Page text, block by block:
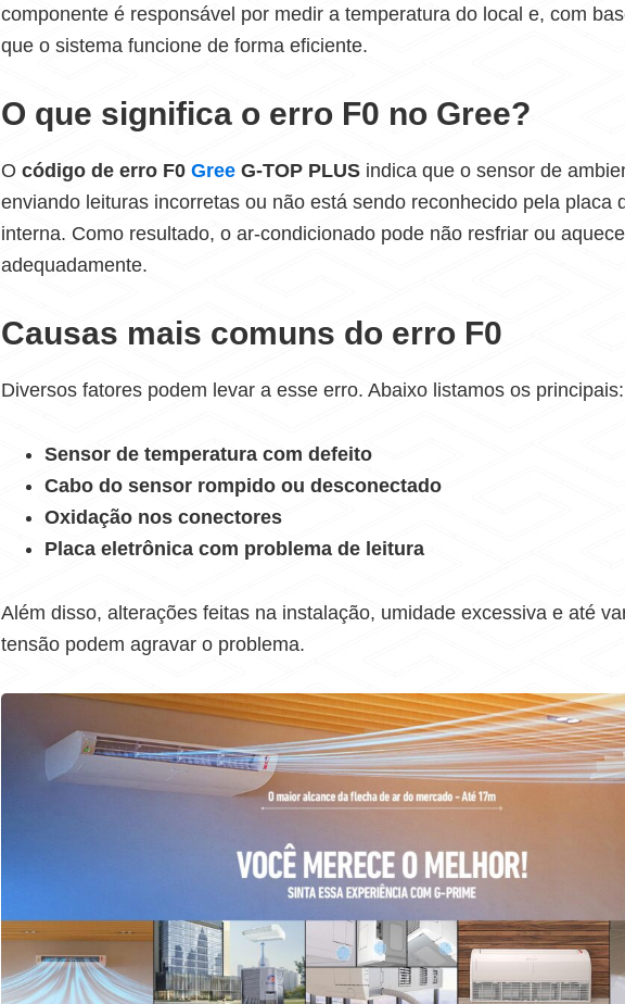
componente é responsável por medir a temperatura do local e, com
que o sistema funcione de forma eficiente.
O que significa o erro F0 no Gree?
O código de erro F0 Gree G-TOP PLUS indica que o sensor de
enviando leituras incorretas ou não está sendo reconhecido pela placa
interna. Como resultado, o ar-condicionado pode não resfriar ou
adequadamente.
Causas mais comuns do erro F0
Diversos fatores podem levar a esse erro. Abaixo listamos os principais:
Sensor de temperatura com defeito
Cabo do sensor rompido ou desconectado
Oxidação nos conectores
Placa eletrônica com problema de leitura
Além disso, alterações feitas na instalação, umidade excessiva e até
tensão podem agravar o problema.